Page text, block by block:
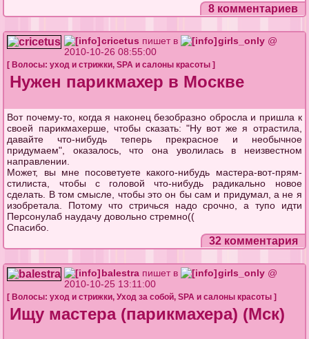
8 комментариев
cricetus пишет в girls_only @
2010-10-26 08:55:00
[ Волосы: уход и стрижки,SPA и салоны красоты ]
Нужен парикмахер в Москве
Вот почему-то, когда я наконец безобразно обросла и пришла к
своей парикмахерше, чтобы сказать: "Ну вот же я отрастила,
давайте что-нибудь теперь прекрасное и необычное
придумаем", оказалось, что она уволилась в неизвестном
направлении.
Может, вы мне посоветуете какого-нибудь мастера-вот-прям-
стилиста, чтобы с головой что-нибудь радикально новое
сделать. В том смысле, чтобы это он бы сам и придумал, а не я
изобретала. Потому что стричься надо срочно, а тупо идти
Персонулаб наудачу довольно стремно((
Спасибо.
32 комментария
balestra пишет в girls_only @
2010-10-25 13:11:00
[ Волосы: уход и стрижки,Уход за собой,SPA и салоны красоты ]
Ищу мастера (парикмахера) (Мск)